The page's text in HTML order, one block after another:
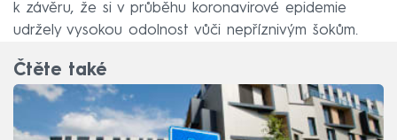
k závěru, že si v průběhu koronavirové epidemie
udržely vysokou odolnost vůči nepříznivým šokům.
Čtěte také